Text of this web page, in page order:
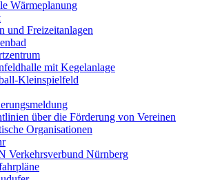
Wärmeplanung
und Freizeitanlagen
mit Kegelanlage
Kleinspielfeld
über die Förderung von Vereinen
Organisationen
Verkehrsverbund Nürnberg